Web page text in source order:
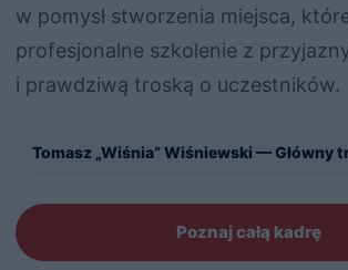
w pomysł stworzenia miejsca,
profesjonalne szkolenie z
i prawdziwą troską o uczestników.
Tomasz „Wiśnia” Wiśniewski — Główny
Poznaj całą kadrę